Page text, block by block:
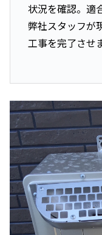
状況を確認。適
弊社スタッフが
工事を完了させ